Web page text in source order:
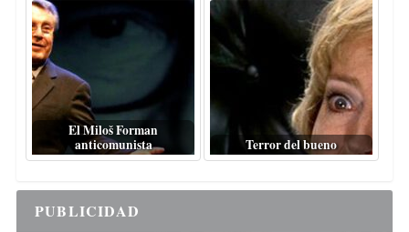
El Miloš Forman
anticomunista
Terror del bueno
PUBLICIDAD